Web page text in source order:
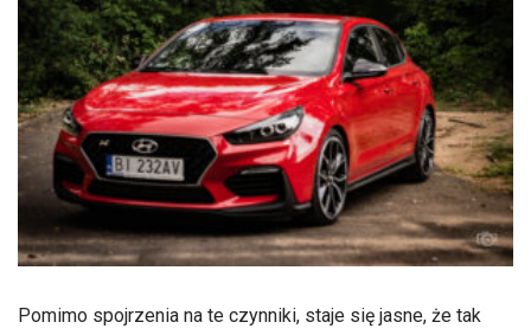
Pomimo spojrzenia na te czynniki, staje się jasne, że tak